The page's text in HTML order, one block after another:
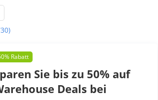
Rabatt
Sie bis zu 50% auf
Deals bei